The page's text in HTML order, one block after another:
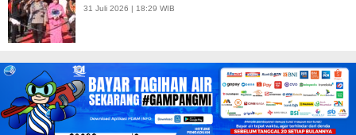
31 Juli 2026 | 18:29 WIB